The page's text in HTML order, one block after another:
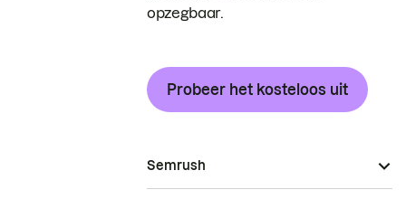
opzegbaar.
Probeer het kosteloos uit
Semrush